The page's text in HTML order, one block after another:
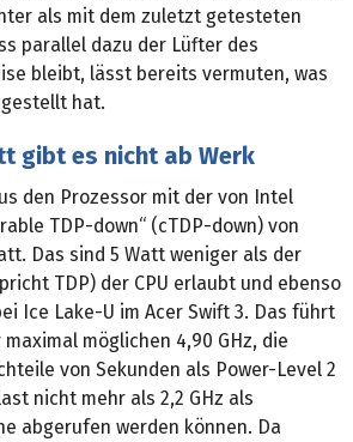
als mit dem zuletzt getesteten
parallel dazu der Lüfter des
bleibt, lässt bereits vermuten, was
hat.
gibt es nicht ab Werk
den Prozessor mit der von Intel
TDP-down“ (cTDP-down) von
Das sind 5 Watt weniger als der
TDP) der CPU erlaubt und ebenso
Ice Lake-U im Acer Swift 3. Das führt
möglichen 4,90 GHz, die
von Sekunden als Power-Level 2
nicht mehr als 2,2 GHz als
abgerufen werden können. Da